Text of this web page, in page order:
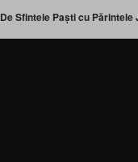
De Sfintele Paști cu Părintele